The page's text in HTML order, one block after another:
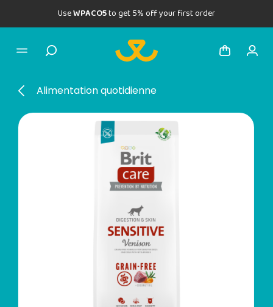
UseWPACO5to get 5% off your first order
Alimentation quotidienne